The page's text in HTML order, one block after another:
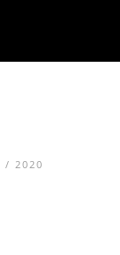
/ 2020